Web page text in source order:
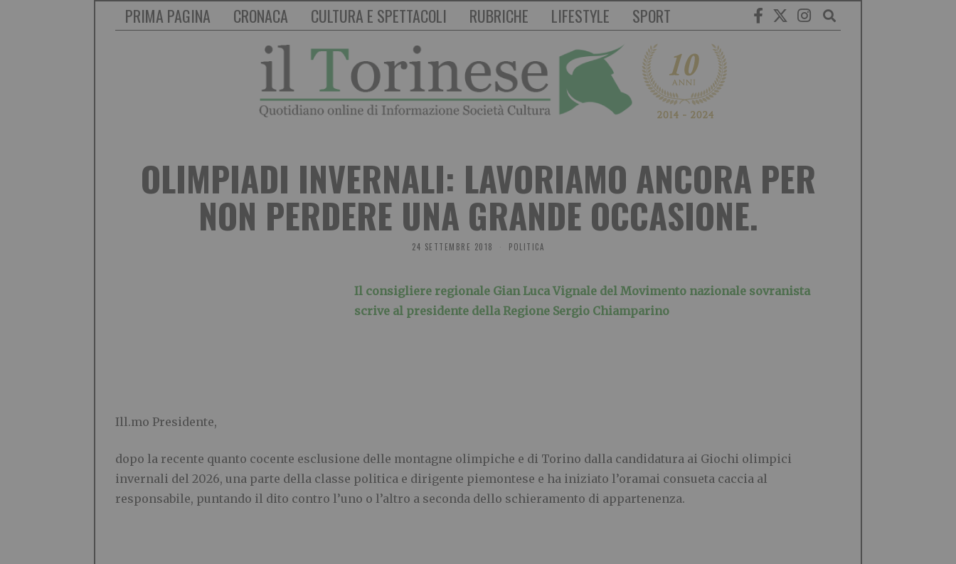
PRIMA PAGINA CRONACA CULTURA E SPETTACOLI RUBRICHE LIFESTYLE SPORT
OLIMPIADI INVERNALI: LAVORIAMO ANCORA PER
NON PERDERE UNA GRANDE OCCASIONE.
24 SETTEMBRE 2018 POLITICA
Il consigliere regionale Gian Luca Vignale del Movimento nazionale sovranista
scrive al presidente della Regione Sergio Chiamparino
Ill.mo Presidente,
dopo la recente quanto cocente esclusione delle montagne olimpiche e di Torino dalla candidatura ai Giochi olimpici
invernali del 2026, una parte della classe politica e dirigente piemontese e ha iniziato l’oramai consueta caccia al
responsabile, puntando il dito contro l’uno o l’altro a seconda dello schieramento di appartenenza.